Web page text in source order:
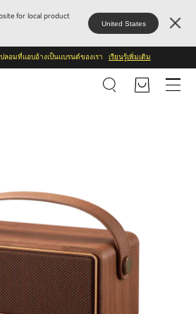
for local product
United States
ลอมที่แอบอ้างเป็นแบรนด์ของเรา เรียนรู้เพิ่มเติม